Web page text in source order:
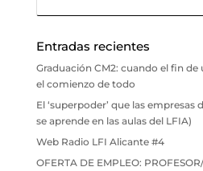
Entradas recientes
Graduación CM2: cuando el fin de
el comienzo de todo
El ‘superpoder’ que las
se aprende en las aulas del LFIA)
Web Radio LFI Alicante #4
OFERTA DE EMPLEO: